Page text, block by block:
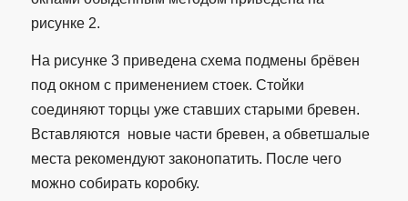
рисунке 2.
На рисунке 3 приведена схема подмены брёвен
под окном с применением стоек. Стойки
соединяют торцы уже ставших старыми бревен.
Вставляются новые части бревен, а обветшалые
места рекомендуют законопатить. После чего
можно собирать коробку.